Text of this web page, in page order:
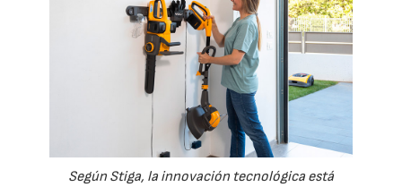
Según Stiga, la innovación tecnológica está